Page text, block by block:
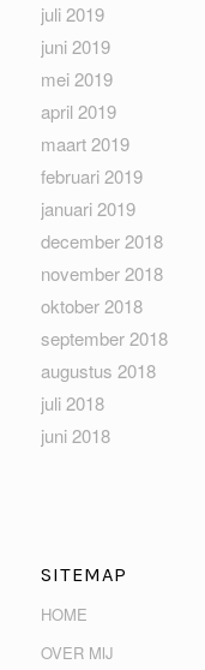
juli 2019
juni 2019
mei 2019
april 2019
maart 2019
februari 2019
januari 2019
december 2018
november 2018
oktober 2018
september 2018
augustus 2018
juli 2018
juni 2018
SITEMAP
HOME
OVER MIJ